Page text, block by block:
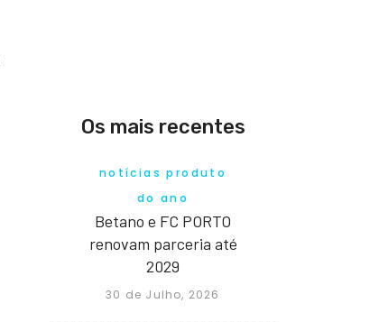
Os mais recentes
notícias produto
do ano
Betano e FC PORTO
renovam parceria até
2029
30 de Julho, 2026